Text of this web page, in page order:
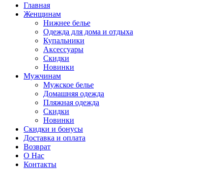
Главная
Женщинам
Нижнее белье
Одежда для дома и отдыха
Купальники
Аксессуары
Скидки
Новинки
Мужчинам
Мужское белье
Домашняя одежда
Пляжная одежда
Скидки
Новинки
Cкидки и бонусы
Доставка и оплата
Возврат
О Нас
Контакты